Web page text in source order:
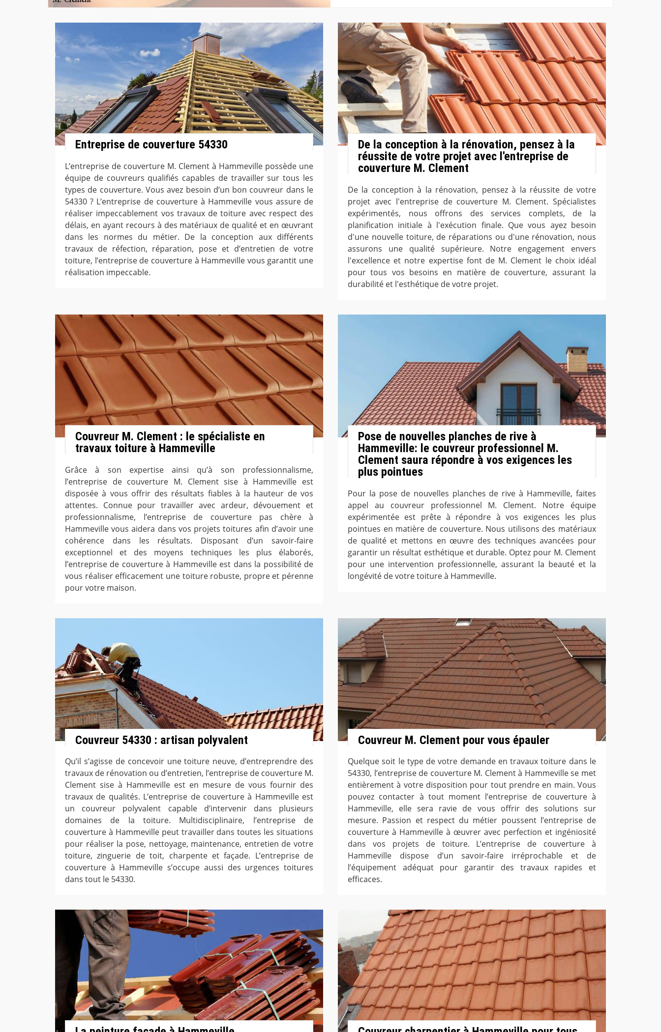
Entreprise de couverture 54330
L’entreprise de couverture M. Clement à Hammeville possède une
équipe de couvreurs qualifiés capables de travailler sur tous les
types de couverture. Vous avez besoin d’un bon couvreur dans le
54330 ? L’entreprise de couverture à Hammeville vous assure de
réaliser impeccablement vos travaux de toiture avec respect des
délais, en ayant recours à des matériaux de qualité et en œuvrant
dans les normes du métier. De la conception aux différents
travaux de réfection, réparation, pose et d’entretien de votre
toiture, l’entreprise de couverture à Hammeville vous garantit une
réalisation impeccable.
De la conception à la rénovation, pensez à la
réussite de votre projet avec l'entreprise de
couverture M. Clement
De la conception à la rénovation, pensez à la réussite de votre
projet avec l'entreprise de couverture M. Clement. Spécialistes
expérimentés, nous offrons des services complets, de la
planification initiale à l'exécution finale. Que vous ayez besoin
d'une nouvelle toiture, de réparations ou d'une rénovation, nous
assurons une qualité supérieure. Notre engagement envers
l'excellence et notre expertise font de M. Clement le choix idéal
pour tous vos besoins en matière de couverture, assurant la
durabilité et l'esthétique de votre projet.
Couvreur M. Clement : le spécialiste en
travaux toiture à Hammeville
Grâce à son expertise ainsi qu’à son professionnalisme,
l’entreprise de couverture M. Clement sise à Hammeville est
disposée à vous offrir des résultats fiables à la hauteur de vos
attentes. Connue pour travailler avec ardeur, dévouement et
professionnalisme, l’entreprise de couverture pas chère à
Hammeville vous aidera dans vos projets toitures afin d’avoir une
cohérence dans les résultats. Disposant d’un savoir-faire
exceptionnel et des moyens techniques les plus élaborés,
l’entreprise de couverture à Hammeville est dans la possibilité de
vous réaliser efficacement une toiture robuste, propre et pérenne
pour votre maison.
Pose de nouvelles planches de rive à
Hammeville: le couvreur professionnel M.
Clement saura répondre à vos exigences les
plus pointues
Pour la pose de nouvelles planches de rive à Hammeville, faites
appel au couvreur professionnel M. Clement. Notre équipe
expérimentée est prête à répondre à vos exigences les plus
pointues en matière de couverture. Nous utilisons des matériaux
de qualité et mettons en œuvre des techniques avancées pour
garantir un résultat esthétique et durable. Optez pour M. Clement
pour une intervention professionnelle, assurant la beauté et la
longévité de votre toiture à Hammeville.
Couvreur 54330 : artisan polyvalent
Qu’il s’agisse de concevoir une toiture neuve, d’entreprendre des
travaux de rénovation ou d’entretien, l’entreprise de couverture M.
Clement sise à Hammeville est en mesure de vous fournir des
travaux de qualités. L’entreprise de couverture à Hammeville est
un couvreur polyvalent capable d’intervenir dans plusieurs
domaines de la toiture. Multidisciplinaire, l’entreprise de
couverture à Hammeville peut travailler dans toutes les situations
pour réaliser la pose, nettoyage, maintenance, entretien de votre
toiture, zinguerie de toit, charpente et façade. L’entreprise de
couverture à Hammeville s’occupe aussi des urgences toitures
dans tout le 54330.
Couvreur M. Clement pour vous épauler
Quelque soit le type de votre demande en travaux toiture dans le
54330, l’entreprise de couverture M. Clement à Hammeville se met
entièrement à votre disposition pour tout prendre en main. Vous
pouvez contacter à tout moment l’entreprise de couverture à
Hammeville, elle sera ravie de vous offrir des solutions sur
mesure. Passion et respect du métier poussent l’entreprise de
couverture à Hammeville à œuvrer avec perfection et ingéniosité
dans vos projets de toiture. L’entreprise de couverture à
Hammeville dispose d’un savoir-faire irréprochable et de
l’équipement adéquat pour garantir des travaux rapides et
efficaces.